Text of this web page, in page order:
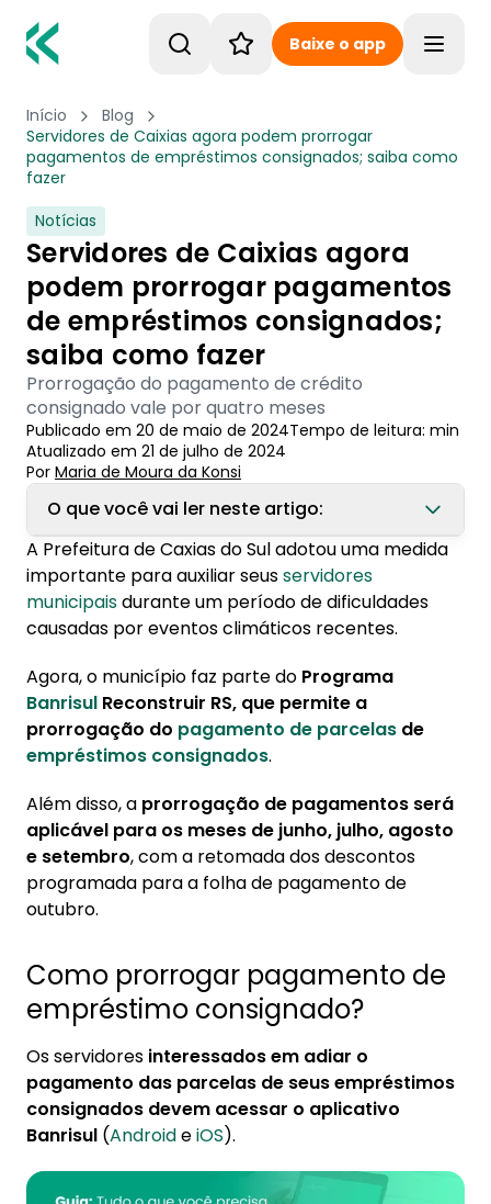
Baixe o app
Início
Blog
Servidores de Caixias agora podem prorrogar
pagamentos de empréstimos consignados; saiba como
fazer
Notícias
Servidores de Caixias agora
podem prorrogar pagamentos
de empréstimos consignados;
saiba como fazer
Prorrogação do pagamento de crédito
consignado vale por quatro meses
Publicado em 20 de maio de 2024Tempo de leitura: min
Atualizado em 21 de julho de 2024
Por Maria de Moura da Konsi
O que você vai ler neste artigo:
1. Como prorrogar pagamento de
empréstimo consignado?
2. Conheça o programa Reconstruir RS
A Prefeitura de Caxias do Sul adotou uma medida
importante para auxiliar seusservidores
municipaisdurante um período de dificuldades
causadas por eventos climáticos recentes.
Agora, o município faz parte do Programa
Banrisul Reconstruir RS, que permite a
prorrogação do pagamento de parcelas de
empréstimos consignados.
Além disso, a prorrogação de pagamentos será
aplicável para os meses de junho, julho, agosto
e setembro, com a retomada dos descontos
programada para a folha de pagamento de
outubro.
Como prorrogar pagamento de
empréstimo consignado?
Os servidores interessados em adiar o
pagamento das parcelas de seus empréstimos
consignados devem acessar o aplicativo
Banrisul (AndroideiOS).